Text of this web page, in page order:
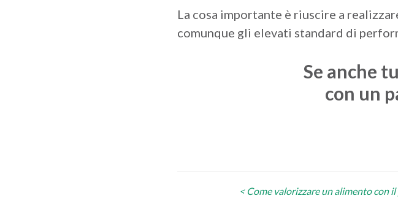
La cosa importante è riuscire a
comunque gli elevati standard di
Se anche
con un
Navigazione
< Come valorizzare un alimento con il